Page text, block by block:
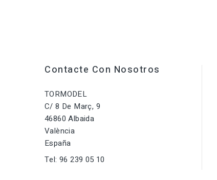
Contacte Con Nosotros
TORMODEL
C/ 8 De Març, 9
46860 Albaida
València
España
Tel: 96 239 05 10